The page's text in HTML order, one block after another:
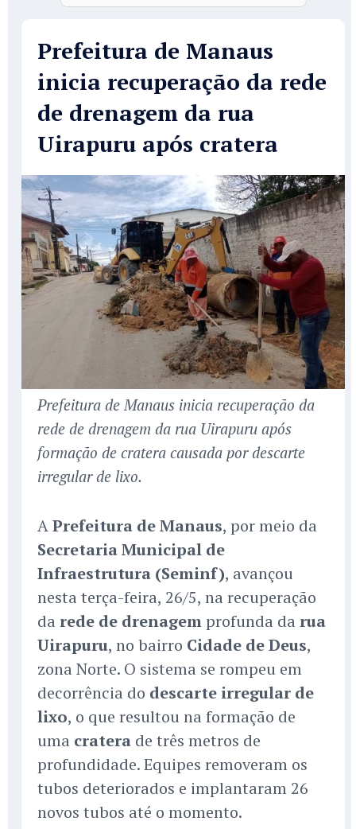
Prefeitura de Manaus
inicia recuperação da rede
de drenagem da rua
Uirapuru após cratera
Prefeitura de Manaus inicia recuperação da
rede de drenagem da rua Uirapuru após
formação de cratera causada por descarte
irregular de lixo.
APrefeitura de Manaus, por meio da
Secretaria Municipal de
Infraestrutura (Seminf), avançou
nesta terça-feira, 26/5, na recuperação
da rede de drenagem profunda da rua
Uirapuru, no bairro Cidade de Deus,
zona Norte. O sistema se rompeu em
decorrência do descarte irregular de
lixo, o que resultou na formação de
uma cratera de três metros de
profundidade. Equipes removeram os
tubos deteriorados e implantaram 26
novos tubos até o momento.